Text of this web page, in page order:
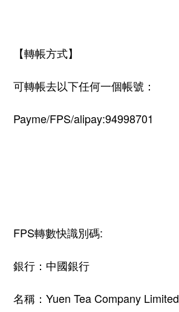
【轉帳方式】
可轉帳去以下任何一個帳號：
Payme/FPS/alipay:94998701
FPS轉數快識別碼:
銀行：中國銀行
名稱： Yuen Tea Company Limited